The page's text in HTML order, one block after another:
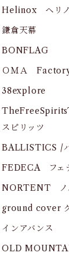
Helinox ヘリノ
鎌倉天幕
BONFLAG
ＯＭＡ
38explore
スピリッツ
BALLISTICS /
FEDECA フェ
NORTENT ノ
ground cover
インアバンス
OLD